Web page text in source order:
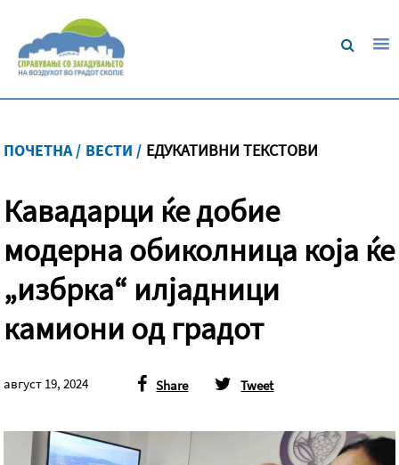
ПОЧЕТНА / ВЕСТИ / ЕДУКАТИВНИ ТЕКСТОВИ
Кавадарци ќе добие
модерна обиколница која ќе
„избрка“ илјадници
камиони од градот
август 19, 2024 Share Tweet